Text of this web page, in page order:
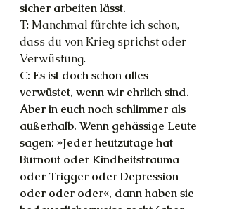
sicher arbeiten lässt.
T: Manchmal fürchte ich schon,
dass du von Krieg sprichst oder
Verwüstung.
C: Es ist doch schon alles
verwüstet, wenn wir ehrlich sind.
Aber in euch noch schlimmer als
außerhalb. Wenn gehässige Leute
sagen: »Jeder heutzutage hat
Burnout oder Kindheitstrauma
oder Trigger oder Depression
oder oder oder«, dann haben sie